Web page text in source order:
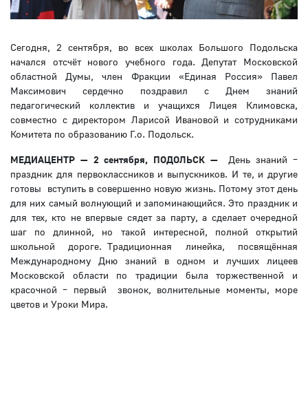
Сегодня, 2 сентября, во всех школах Большого Подольска
начался отсчёт нового учебного года. Депутат Московской
областной Думы, член Фракции «Единая Россия» Павел
Максимович сердечно поздравил с Днем знаний
педагогический коллектив и учащихся Лицея Климовска,
совместно с директором Ларисой Ивановой и сотрудниками
Комитета по образованию Г.о. Подольск.
МЕДИАЦЕНТР — 2 сентября, ПОДОЛЬСК — День знаний –
праздник для первоклассников и выпускников. И те, и другие
готовы вступить в совершенно новую жизнь. Потому этот день
для них самый волнующий и запоминающийся. Это праздник и
для тех, кто не впервые сядет за парту, а сделает очередной
шаг по длинной, но такой интересной, полной открытий
школьной дороге. Традиционная линейка, посвящённая
Международному Дню знаний в одном и лучших лицеев
Московской области по традиции была торжественной и
красочной – первый звонок, волнительные моменты, море
цветов и Уроки Мира.